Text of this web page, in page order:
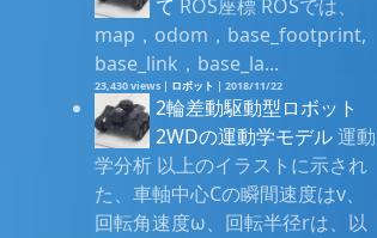
て ROS座標 ROSでは、
map，odom，base_footprint,
base_link，base_la...
23,430 views | ロボット |2018/11/22
2輪差動駆動型ロボット
2WDの運動学モデル運動
学分析 以上のイラストに示され
た、車軸中心Cの瞬間速度はv、
回転角速度ω、回転半径rは、以